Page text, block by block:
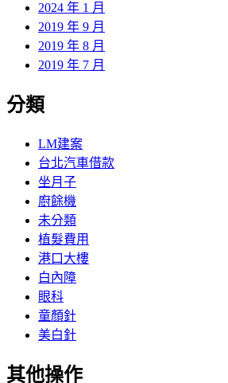
2024 年 1 月
2019 年 9 月
2019 年 8 月
2019 年 7 月
分類
LM建案
台北汽車借款
坐月子
廚餘機
未分類
植髮費用
港口大樓
白內障
眼科
童顏針
美白針
其他操作